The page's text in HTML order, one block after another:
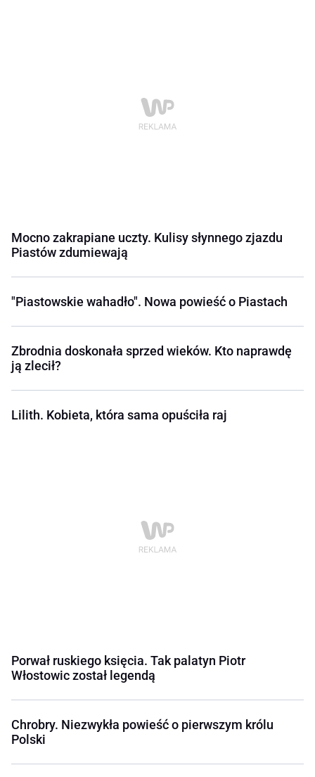
Mocno zakrapiane uczty. Kulisy słynnego zjazdu
Piastów zdumiewają
"Piastowskie wahadło". Nowa powieść o Piastach
Zbrodnia doskonała sprzed wieków. Kto naprawdę
ją zlecił?
Lilith. Kobieta, która sama opuściła raj
Porwał ruskiego księcia. Tak palatyn Piotr
Włostowic został legendą
Chrobry. Niezwykła powieść o pierwszym królu
Polski